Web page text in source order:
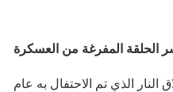
الذي تم الاحتفال به عام